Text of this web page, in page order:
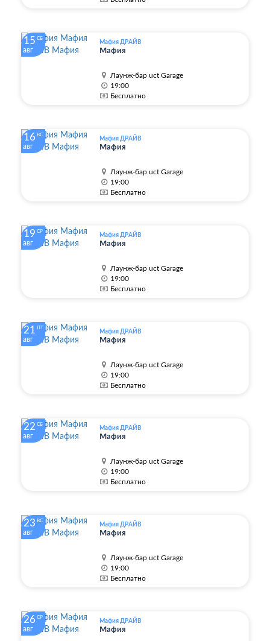
15 СБ
авг
Мафия ДРАЙВ
Мафия
Лаунж-бар uct Garage
19:00
Бесплатно
16 ВС
авг
Мафия ДРАЙВ
Мафия
Лаунж-бар uct Garage
19:00
Бесплатно
19 СР
авг
Мафия ДРАЙВ
Мафия
Лаунж-бар uct Garage
19:00
Бесплатно
21 ПТ
авг
Мафия ДРАЙВ
Мафия
Лаунж-бар uct Garage
19:00
Бесплатно
22 СБ
авг
Мафия ДРАЙВ
Мафия
Лаунж-бар uct Garage
19:00
Бесплатно
23 ВС
авг
Мафия ДРАЙВ
Мафия
Лаунж-бар uct Garage
19:00
Бесплатно
26 СР
авг
Мафия ДРАЙВ
Мафия